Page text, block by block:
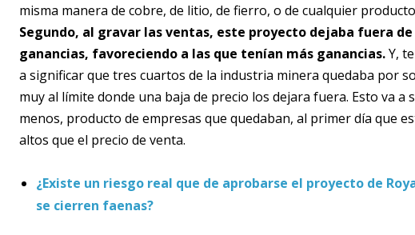
misma manera de cobre, de litio, de fierro, o de cualquier
Segundo, al gravar las ventas, este proyecto dejaba fuera
ganancias, favoreciendo a las que tenían más ganancias.Y,
a significar que tres cuartos de la industria minera quedaba por
muy al límite donde una baja de precio los dejara fuera. Esto va
menos, producto de empresas que quedaban, al primer día que
altos que el precio de venta.
¿Existe un riesgo real que de aprobarse el proyecto de
se cierren faenas?